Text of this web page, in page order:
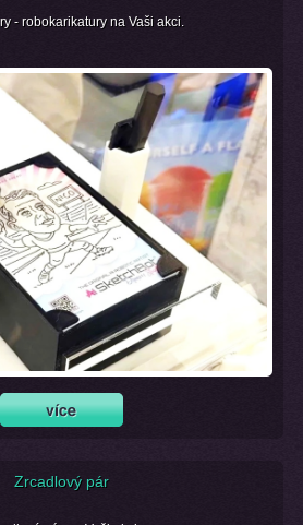
- robokarikatury na Vaši akci.
Zrcadlový pár